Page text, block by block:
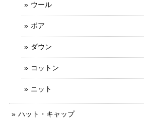
ウール
ボア
ダウン
コットン
ニット
ハット・キャップ